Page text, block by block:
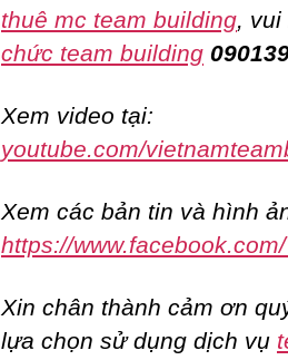
thuê mc team building ,
chức team building
Xem video tại:
youtube.com/
Xem các bản tin và hình
https://
Xin chân thành cảm ơn
lựa chọn sử dụng dịch vụ